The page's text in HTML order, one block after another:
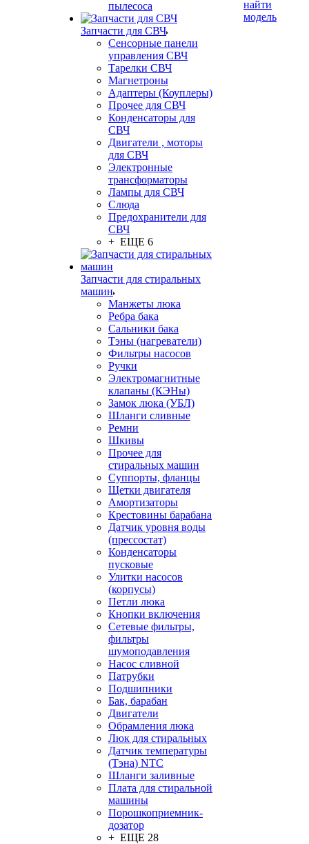
пылесоса
Запчасти для СВЧ
Сенсорные панели
управления СВЧ
Тарелки СВЧ
Магнетроны
Адаптеры (Коуплеры)
Прочее для СВЧ
Конденсаторы для
СВЧ
Двигатели , моторы
для СВЧ
Электронные
трансформаторы
Лампы для СВЧ
Слюда
Предохранители для
СВЧ
+ ЕЩЕ 6
Запчасти для стиральных
машин
Манжеты люка
Ребра бака
Сальники бака
Тэны (нагреватели)
Фильтры насосов
Ручки
Электромагнитные
клапаны (КЭНы)
Замок люка (УБЛ)
Шланги сливные
Ремни
Шкивы
Прочее для
стиральных машин
Суппорты, фланцы
Щетки двигателя
Амортизаторы
Крестовины барабана
Датчик уровня воды
(прессостат)
Конденсаторы
пусковые
Улитки насосов
(корпусы)
Петли люка
Кнопки включения
Сетевые фильтры,
фильтры
шумоподавления
Насос сливной
Патрубки
Подшипники
Бак, барабан
Двигатели
Обрамления люка
Люк для стиральных
Датчик температуры
(Тэна) NTC
Шланги заливные
Плата для стиральной
машины
Порошкоприемник-
дозатор
+ ЕЩЕ 28
найти
модель